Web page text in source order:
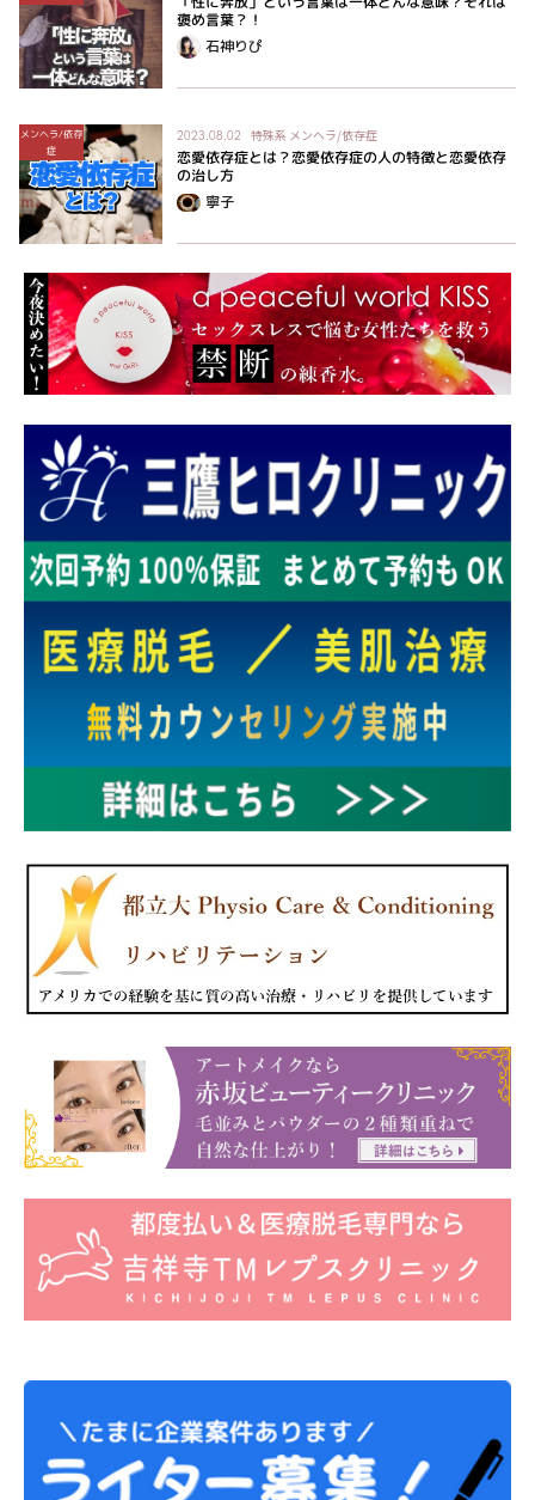
褒め言葉？！
石神りぴ
メンヘラ/依存
症
2023.08.02 特殊系 メンヘラ/依存症
恋愛依存症とは？恋愛依存症の人の特徴と恋愛依存
の治し方
寧子